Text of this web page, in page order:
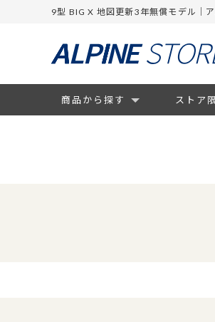
9型 BIG X 地図更新3年無償モデル｜
商品から探す ストア